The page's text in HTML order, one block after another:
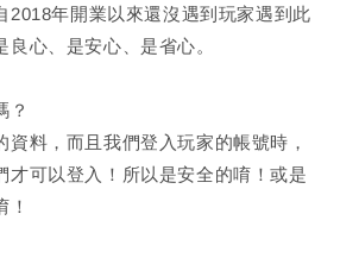
2018年開業以來還沒遇到玩家遇到此
心、是安心、是省心。
？
資料，而且我們登入玩家的帳號時，
才可以登入！所以是安全的唷！或是
！